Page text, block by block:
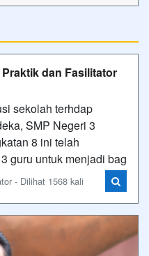
dan Fasilitator
sekolah terhdap
SMP Negeri 3
8 ini telah
guru untuk menjadi bag
- Dilihat 1568 kali